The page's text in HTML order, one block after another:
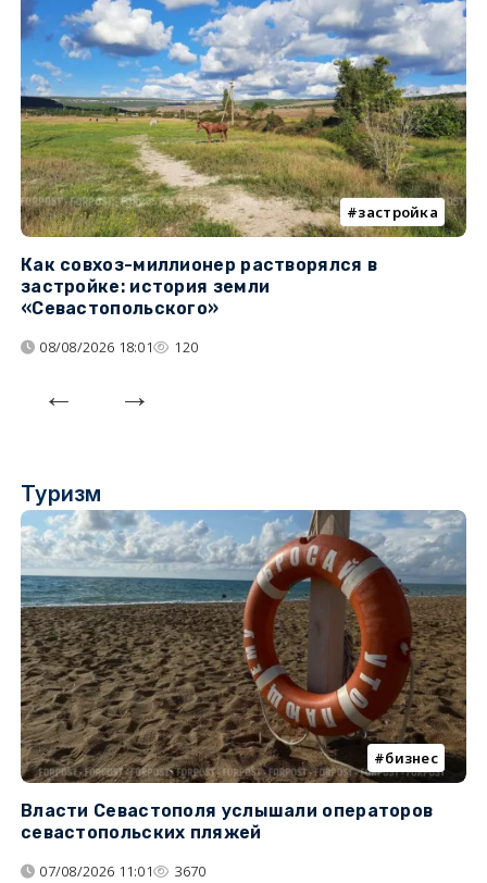
застройка
Как совхоз-миллионер растворялся в
застройке: история земли
«Севастопольского»
08/08/2026 18:01 120
Туризм
бизнес
Власти Севастополя услышали операторов
севастопольских пляжей
07/08/2026 11:01 3670